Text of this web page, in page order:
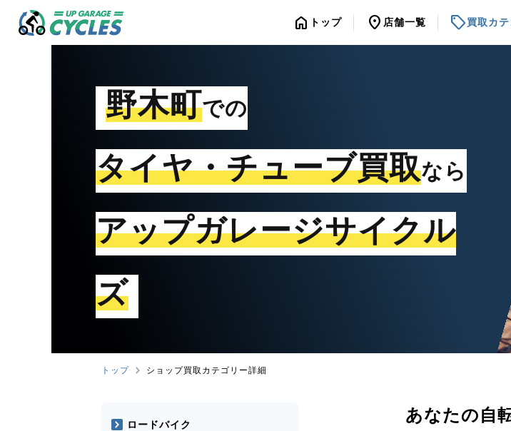
home トップ location_on 店舗一覧 sell買取カ
野木町での
タイヤ・チューブ買取なら
アップガレージサイクル
ズ
トップ ショップ買取カテゴリー詳細
あなたの自
ロードバイク